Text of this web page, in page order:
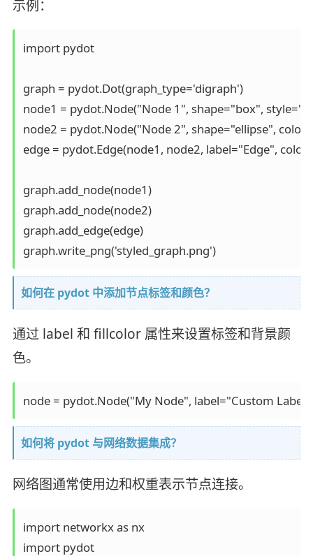
示例：
import pydot
graph = pydot.Dot(graph_type='digraph')
node1 = pydot.Node("Node 1", shape="box",
node2 = pydot.Node("Node 2", shape="ellipse",
edge = pydot.Edge(node1, node2, label="Edge",
graph.add_node(node1)
graph.add_node(node2)
graph.add_edge(edge)
graph.write_png('styled_graph.png')
如何在 pydot 中添加节点标签和颜色？
通过 label 和 fillcolor 属性来设置标签和背景颜
色。
node = pydot.Node("My Node", label="Custom
如何将 pydot 与网络数据集成？
网络图通常使用边和权重表示节点连接。
import networkx as nx
import pydot